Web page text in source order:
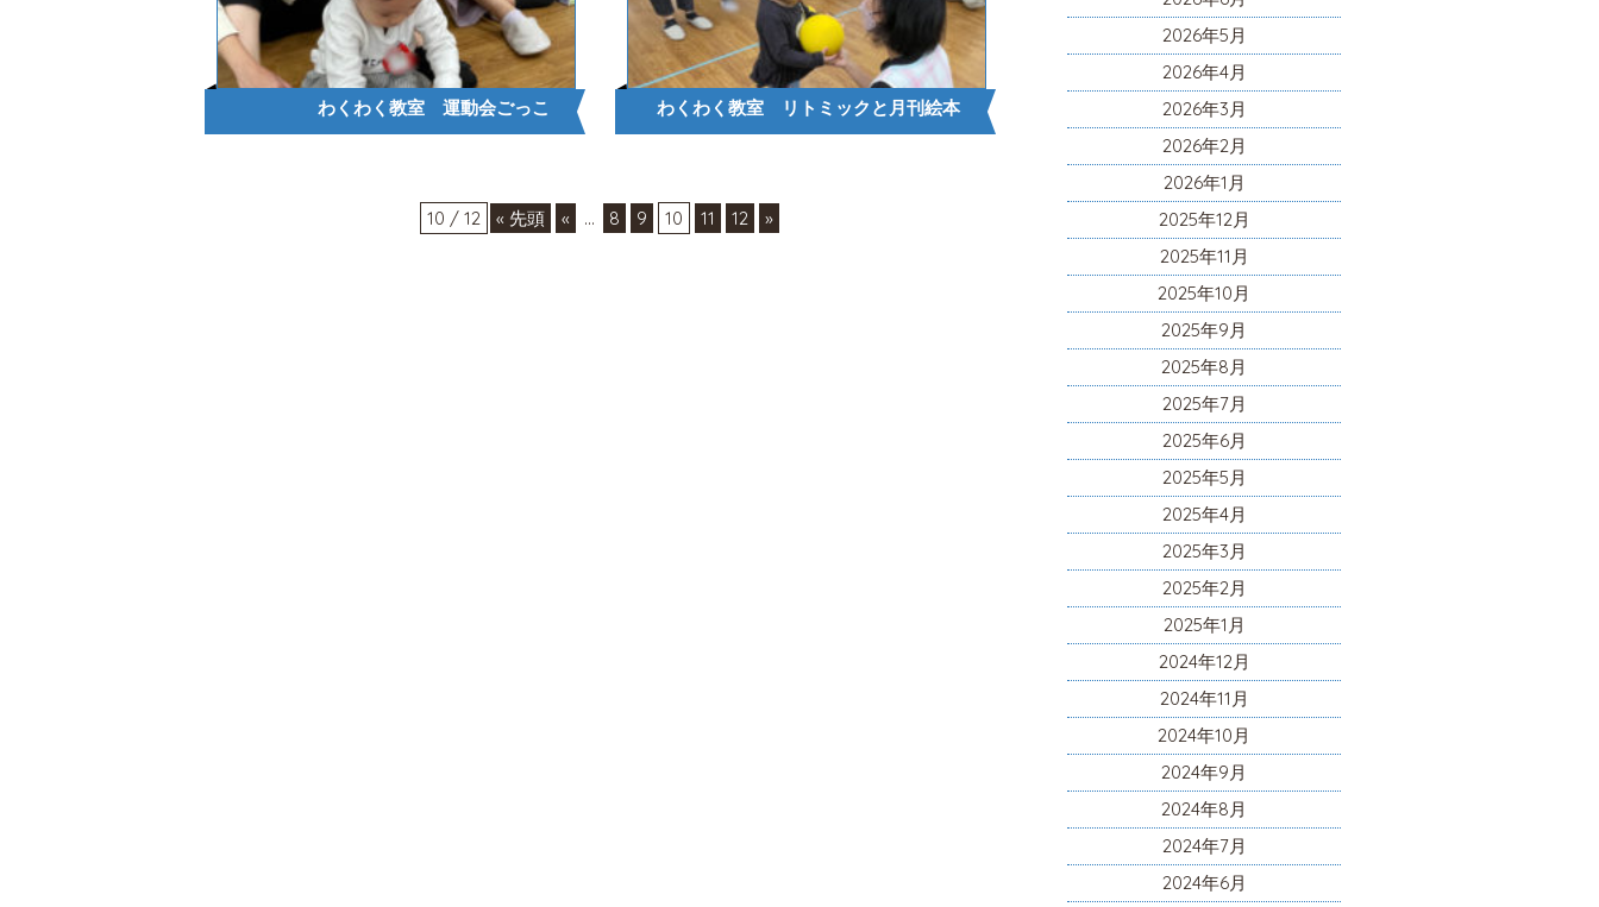
わくわく教室 運動会ごっこ わくわく教室 リトミックと月刊絵本
10 / 12 « 先頭 « ... 8 9 10 11 12 »
2026年5月
2026年4月
2026年3月
2026年2月
2026年1月
2025年12月
2025年11月
2025年10月
2025年9月
2025年8月
2025年7月
2025年6月
2025年5月
2025年4月
2025年3月
2025年2月
2025年1月
2024年12月
2024年11月
2024年10月
2024年9月
2024年8月
2024年7月
2024年6月